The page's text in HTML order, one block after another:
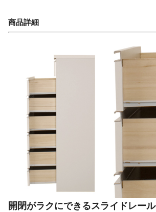
商品詳細
開閉がラクにできるスライドレール